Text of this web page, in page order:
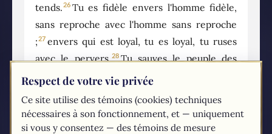
tends.26 Tu es fidèle envers l'homme fidèle,
sans reproche avec l'homme sans reproche
;27 envers qui est loyal, tu es loyal, tu ruses
avec le pervers.28Tu sauves le peuple des
humbles ; les regards hautains, tu les
Seigneur mon Dieu, tu éclaires ma
nuit.
Grâce à toi, je saute le fossé, grâce à
Respect de votre vie privée
Ce site utilise des témoins (cookies) techniques
nécessaires à son fonctionnement, et — uniquement
si vous y consentez — des témoins de mesure